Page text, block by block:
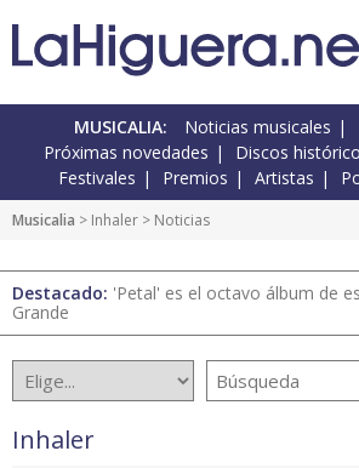
MUSICALIA: Noticias musicales
Próximas novedades
Discos
Festivales
Premios Artistas
Musicalia > Inhaler > Noticias
Destacado: 'Petal' es el octavo álbum de
Grande
Inhaler